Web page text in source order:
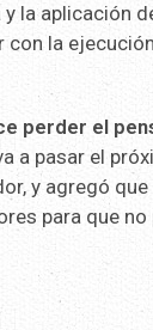
la aplicación
la
perder el
a pasar el
y agregó
para que